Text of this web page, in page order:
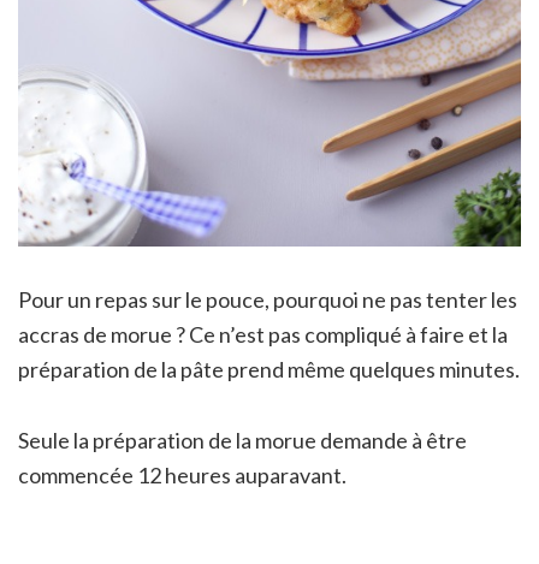
Pour un repas sur le pouce, pourquoi ne pas tenter les
accras de morue ? Ce n’est pas compliqué à faire et la
préparation de la pâte prend même quelques minutes.
Seule la préparation de la morue demande à être
commencée 12 heures auparavant.